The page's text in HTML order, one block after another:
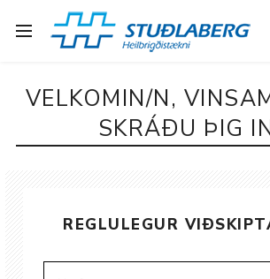
VELKOMIN/N,
SKRÁÐU ÞIG
REGLULEGUR